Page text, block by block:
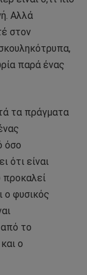
Αλλά
στον
παρά ένας
τα πράγματα
όσο
ότι είναι
προκαλεί
ο φυσικός
το
ο